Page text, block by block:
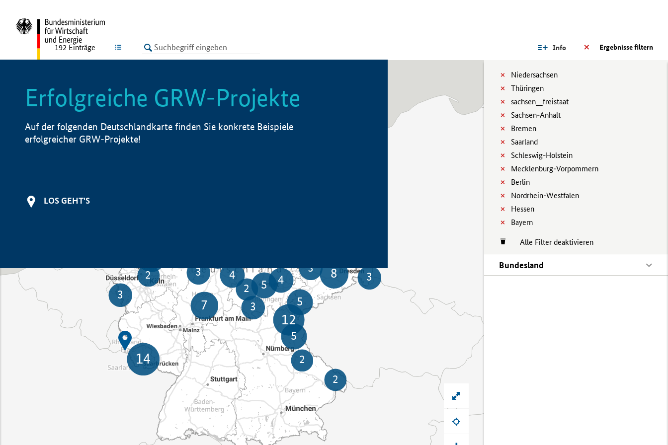
LISTE Ergebnisse filtern
Info
Niedersachsen
Thüringen
sachsen__freistaat
Sachsen-Anhalt
Bremen
Saarland
Schleswig-Holstein
Mecklenburg-Vorpommern
Berlin
Nordrhein-Westfalen
Hessen
Bayern
Alle Filter deaktivieren
Bundesland
192 Einträge
Erfolgreiche GRW-Projekte
Auf der folgenden Deutschlandkarte finden Sie konkrete Beispiele
erfolgreicher GRW-Projekte!
LOS GEHT'S